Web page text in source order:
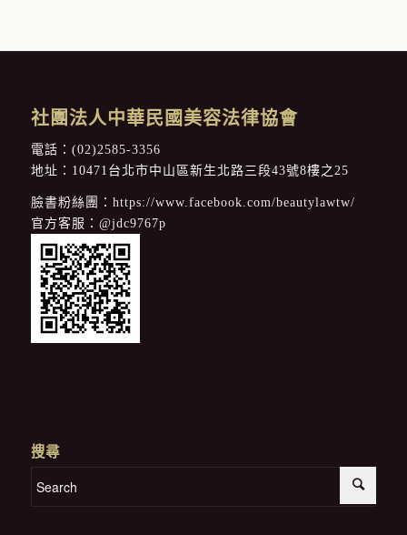
社團法人中華民國美容法律協會
電話： (02)2585-3356
地址：10471台北市中山區新生北路三段43號8樓之25
臉書粉絲團： https://www.facebook.com/beautylawtw/
官方客服： @jdc9767p
搜尋